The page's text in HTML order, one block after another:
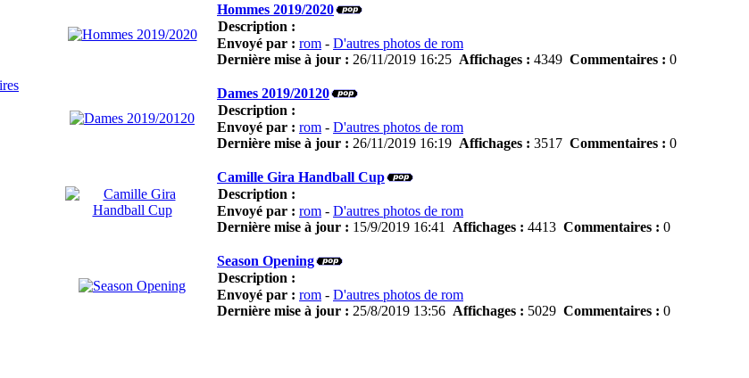
Hommes 2019/2020
Description :
Envoyé par : rom - D'autres photos de rom
Dernière mise à jour : 26/11/2019 16:25 Affichages : 4349 Commentaires : 0
Dames 2019/20120
Description :
Envoyé par : rom - D'autres photos de rom
Dernière mise à jour : 26/11/2019 16:19 Affichages : 3517 Commentaires : 0
Camille Gira Handball Cup
Description :
Envoyé par : rom - D'autres photos de rom
Dernière mise à jour : 15/9/2019 16:41 Affichages : 4413 Commentaires : 0
Season Opening
Description :
Envoyé par : rom - D'autres photos de rom
Dernière mise à jour : 25/8/2019 13:56 Affichages : 5029 Commentaires : 0